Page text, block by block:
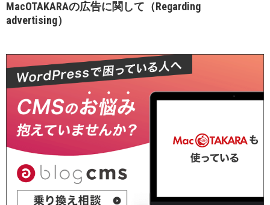
MacOTAKARAの広告に関して（Regarding
advertising）